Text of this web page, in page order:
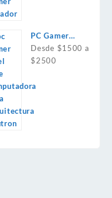
PC Gamer
Intel Core
Desde $1500 a
$2500